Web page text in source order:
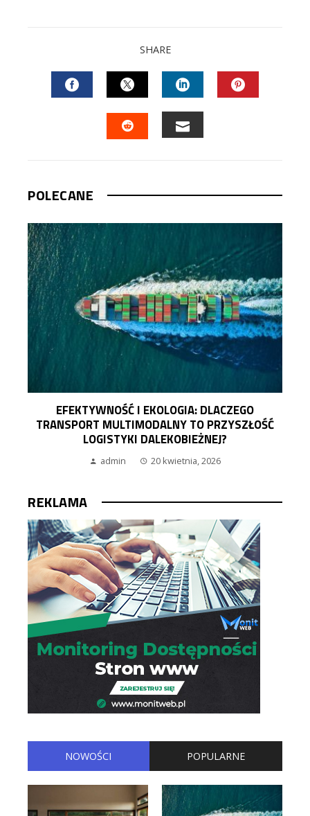
SHARE
FACEBOOKTWITTERLINKEDIN
POLECANE
EFEKTYWNOŚĆ I EKOLOGIA: DLACZEGO
TRANSPORT MULTIMODALNY TO PRZYSZŁOŚĆ
LOGISTYKI DALEKOBIEŻNEJ?
admin 20 kwietnia, 2026
REKLAMA
NOWOŚCI POPULARNE